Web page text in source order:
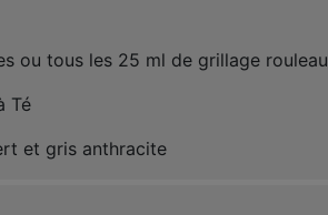
ou tous les 25 ml de grillage rouleau
Té
et gris anthracite